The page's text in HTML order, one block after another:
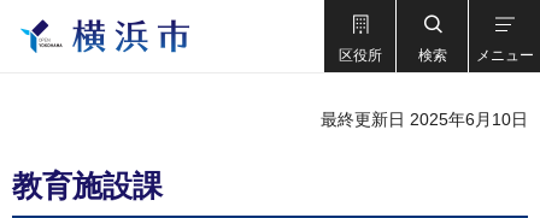
区役所 検索 メニュー
最終更新日 2025年6月10日
教育施設課